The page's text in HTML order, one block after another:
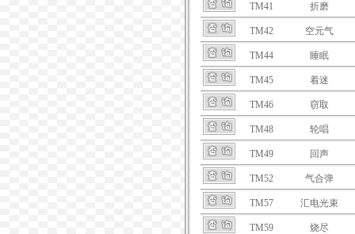
TM41 折磨
TM42 空元气
TM44 睡眠
TM45 着迷
TM46 窃取
TM48 轮唱
TM49 回声
TM52 气合弹
TM57 汇电光束
TM59 烧尽